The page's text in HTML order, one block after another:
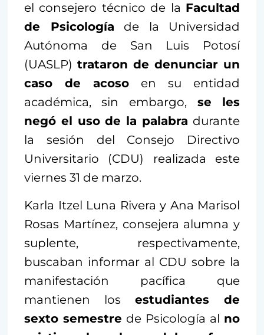
el consejero técnico de la Facultad
de Psicología de la Universidad
Autónoma de San Luis Potosí
(UASLP) trataron de denunciar un
caso de acoso en su entidad
académica, sin embargo,se les
negó el uso de la palabra durante
la sesión del Consejo Directivo
Universitario (CDU) realizada este
viernes 31 de marzo.
Karla Itzel Luna Rivera y Ana Marisol
Rosas Martínez, consejera alumna y
suplente, respectivamente,
buscaban informar al CDU sobre la
manifestación pacífica que
mantienen los estudiantes de
sexto semestre de Psicología al no